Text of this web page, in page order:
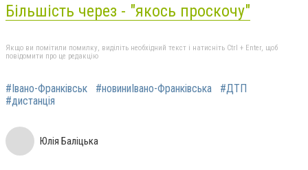
Більшість через - "якось проскочу"
Якщо ви помітили помилку, виділіть необхідний текст і натисніть Ctrl + Enter, щоб
повідомити про це редакцію
#Івано-Франківськ #новиниІвано-Франківська
#ДТП
#дистанція
Юлія Баліцька